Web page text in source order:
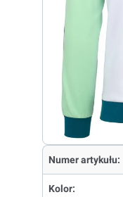
Numer artykułu:
Kolor: